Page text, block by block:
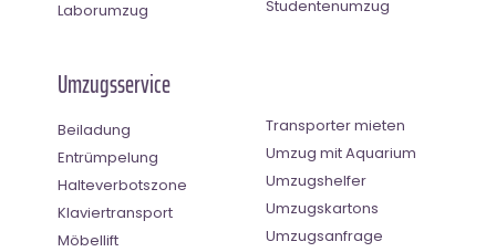
Laborumzug
Studentenumzug
Umzugsservice
Beiladung
Entrümpelung
Halteverbotszone
Klaviertransport
Möbellift
Transporter mieten
Umzug mit Aquarium
Umzugshelfer
Umzugskartons
Umzugsanfrage